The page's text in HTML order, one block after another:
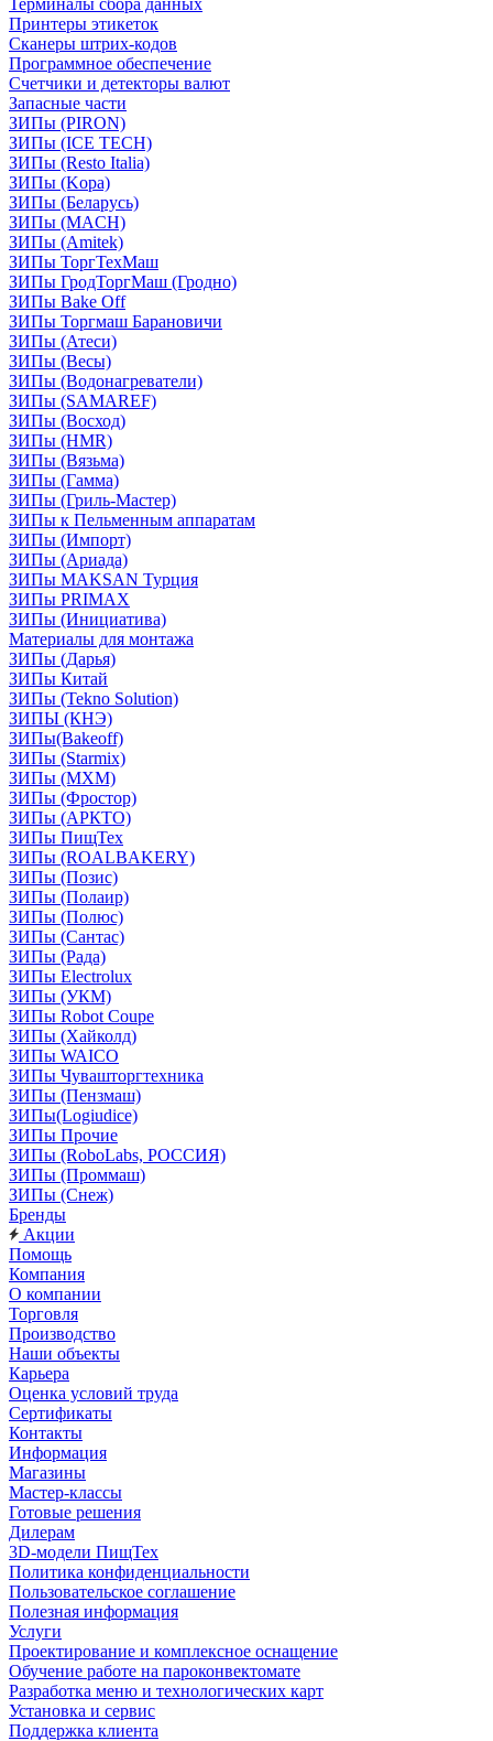
Терминалы сбора данных
Принтеры этикеток
Сканеры штрих-кодов
Программное обеспечение
Счетчики и детекторы валют
Запасные части
ЗИПы (PIRON)
ЗИПы (ICE TECH)
ЗИПы (Resto Italia)
ЗИПы (Kopa)
ЗИПы (Беларусь)
ЗИПы (MACH)
ЗИПы (Amitek)
ЗИПы ТоргТехМаш
ЗИПы ГродТоргМаш (Гродно)
ЗИПы Bake Off
ЗИПы Торгмаш Барановичи
ЗИПы (Атеси)
ЗИПы (Весы)
ЗИПы (Водонагреватели)
ЗИПы (SAMAREF)
ЗИПы (Восход)
ЗИПы (HMR)
ЗИПы (Вязьма)
ЗИПы (Гамма)
ЗИПы (Гриль-Мастер)
ЗИПы к Пельменным аппаратам
ЗИПы (Импорт)
ЗИПы (Ариада)
ЗИПы MAKSAN Турция
ЗИПы PRIMAX
ЗИПы (Инициатива)
Материалы для монтажа
ЗИПы (Дарья)
ЗИПы Китай
ЗИПы (Tekno Solution)
ЗИПЫ (КНЭ)
ЗИПы(Bakeoff)
ЗИПы (Starmix)
ЗИПы (МХМ)
ЗИПы (Фростор)
ЗИПы (АРКТО)
ЗИПы ПищТех
ЗИПы (ROALBAKERY)
ЗИПы (Позис)
ЗИПы (Полаир)
ЗИПы (Полюс)
ЗИПы (Сантас)
ЗИПы (Рада)
ЗИПы Electrolux
ЗИПы (УКМ)
ЗИПы Robot Coupe
ЗИПы (Хайколд)
ЗИПы WAICO
ЗИПы Чувашторгтехника
ЗИПы (Пензмаш)
ЗИПы(Logiudice)
ЗИПы Прочие
ЗИПы (RoboLabs, РОССИЯ)
ЗИПы (Проммаш)
ЗИПы (Снеж)
Бренды
Акции
Помощь
Компания
О компании
Торговля
Производство
Наши объекты
Карьера
Оценка условий труда
Сертификаты
Контакты
Информация
Магазины
Мастер-классы
Готовые решения
Дилерам
3D-модели ПищТех
Политика конфиденциальности
Пользовательское соглашение
Полезная информация
Услуги
Проектирование и комплексное оснащение
Обучение работе на пароконвектомате
Разработка меню и технологических карт
Установка и сервис
Поддержка клиента